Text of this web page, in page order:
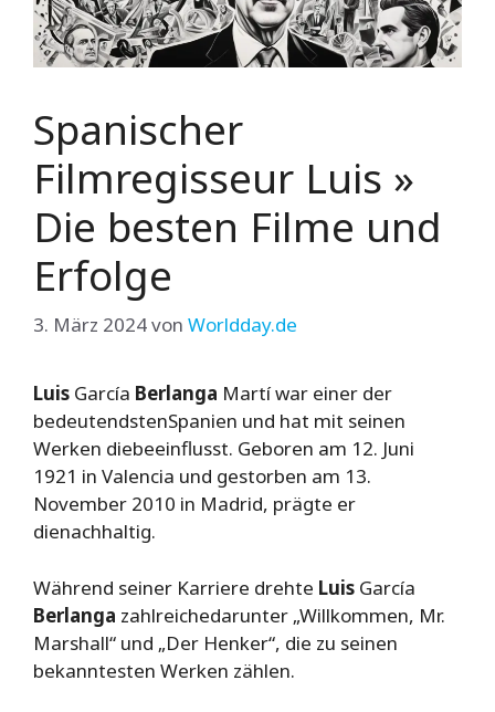
Spanischer
Filmregisseur Luis »
Die besten Filme und
Erfolge
3. März 2024von Worldday.de
Luis García Berlanga Martí war einer der
bedeutendstenSpanien und hat mit seinen
Werken diebeeinflusst. Geboren am 12. Juni
1921 in Valencia und gestorben am 13.
November 2010 in Madrid, prägte er
dienachhaltig.
Während seiner Karriere drehte Luis García
Berlanga zahlreichedarunter „Willkommen, Mr.
Marshall“ und „Der Henker“, die zu seinen
bekanntesten Werken zählen.